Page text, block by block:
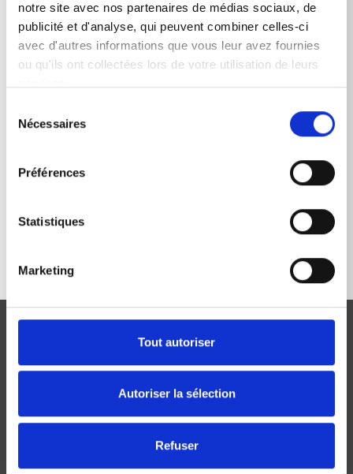
notre site avec nos partenaires de médias sociaux, de
publicité et d'analyse, qui peuvent combiner celles-ci
avec d'autres informations que vous leur avez fournies
ou qu'ils ont collectées lors de votre utilisation de leurs
Nécessaires
Préférences
Statistiques
Marketing
Tout autoriser
Autoriser la sélection
Refuser
Poids
buse turbo-jet 03 1/4'' IG
0,274kg
D-89257 Illertissen